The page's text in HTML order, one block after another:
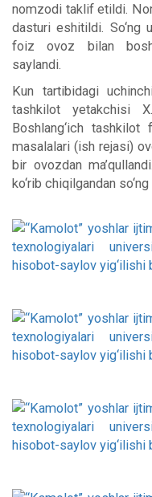
nomzodi taklif etildi.
dasturi eshitildi. So‘ng
foiz ovoz bilan
saylandi.
Kun tartibidagi
tashkilot yetakchisi
Boshlang‘ich
masalalari (ish rejasi)
bir ovozdan
ko‘rib chiqilgandan